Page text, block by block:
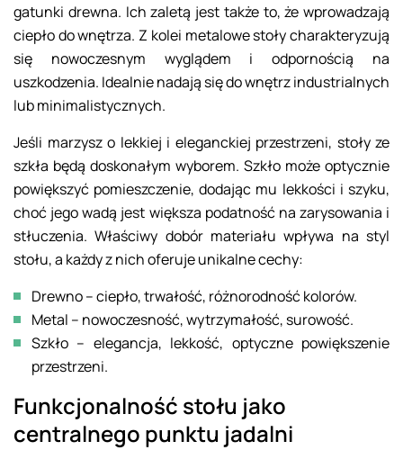
gatunki drewna. Ich zaletą jest także to, że wprowadzają
ciepło do wnętrza. Z kolei metalowe stoły charakteryzują
się nowoczesnym wyglądem i odpornością na
uszkodzenia. Idealnie nadają się do wnętrz industrialnych
lub minimalistycznych.
Jeśli marzysz o lekkiej i eleganckiej przestrzeni, stoły ze
szkła będą doskonałym wyborem. Szkło może optycznie
powiększyć pomieszczenie, dodając mu lekkości i szyku,
choć jego wadą jest większa podatność na zarysowania i
stłuczenia. Właściwy dobór materiału wpływa na styl
stołu, a każdy z nich oferuje unikalne cechy:
Drewno – ciepło, trwałość, różnorodność kolorów.
Metal – nowoczesność, wytrzymałość, surowość.
Szkło – elegancja, lekkość, optyczne powiększenie
przestrzeni.
Funkcjonalność stołu jako
centralnego punktu jadalni